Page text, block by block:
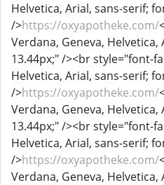
Helvetica, Arial, sans-serif;
/>https://oxyapotheke.com/
Verdana, Geneva,
13.44px;" /><br style="font-
Helvetica, Arial, sans-serif;
/>https://oxyapotheke.com/
Verdana, Geneva,
13.44px;" /><br style="font-
Helvetica, Arial, sans-serif;
/>https://oxyapotheke.com/
Verdana, Geneva,